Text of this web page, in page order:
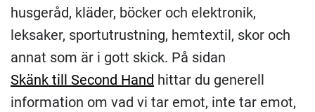
husgeråd, kläder, böcker och elektronik,
leksaker, sportutrustning, hemtextil, skor och
annat som är i gott skick. På sidan
Skänk till Second Hand hittar du generell
information om vad vi tar emot, inte tar emot,